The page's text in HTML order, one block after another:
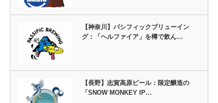
【神奈川】パシフィックブリューイン
グ：「ヘルファイア」を樽で飲ん…
【長野】志賀高原ビール：限定醸造の
「SNOW MONKEY IP…